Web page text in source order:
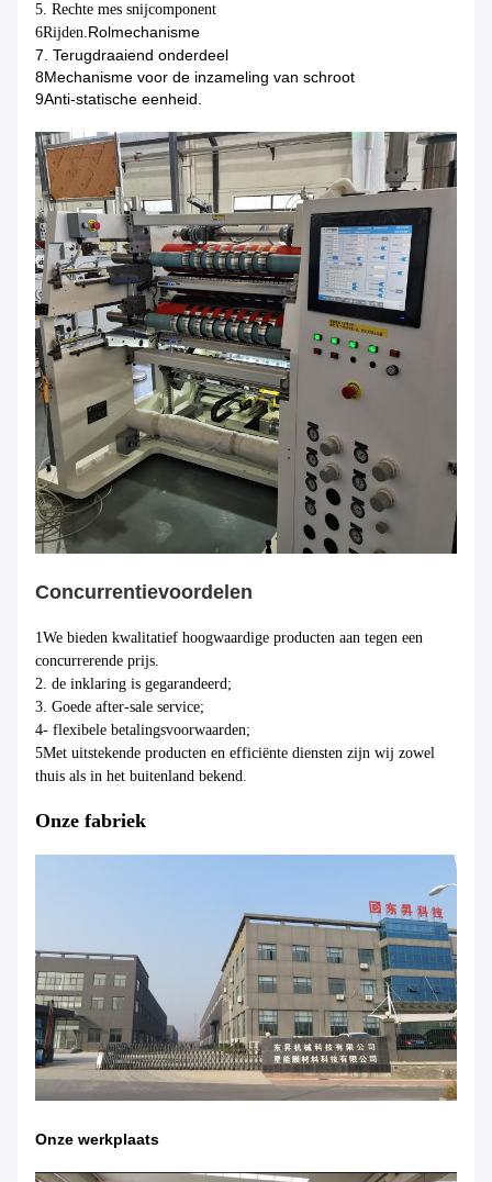
5. Rechte mes snijcomponent
6Rijden.Rolmechanisme
7. Terugdraaiend onderdeel
8Mechanisme voor de inzameling van schroot
9Anti-statische eenheid.
Concurrentievoordelen
1We bieden kwalitatief hoogwaardige producten aan tegen een
concurrerende prijs.
2. de inklaring is gegarandeerd;
3. Goede after-sale service;
4- flexibele betalingsvoorwaarden;
5Met uitstekende producten en efficiënte diensten zijn wij zowel
thuis als in het buitenland bekend.
Onze fabriek
Onze werkplaats